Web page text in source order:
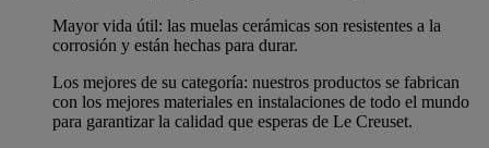
Mayor vida útil: las muelas cerámicas son resistentes a la
corrosión y están hechas para durar.
Los mejores de su categoría: nuestros productos se fabrican
con los mejores materiales en instalaciones de todo el mundo
para garantizar la calidad que esperas de Le Creuset.